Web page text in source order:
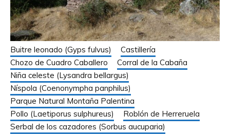
Buitre leonado (Gyps fulvus)
Castillería
Chozo de Cuadro Caballero
Corral de la Cabaña
Niña celeste (Lysandra bellargus)
Níspola (Coenonympha panphilus)
Parque Natural Montaña Palentina
Pollo (Laetiporus sulphureus)
Roblón de Herreruela
Serbal de los cazadores (Sorbus aucuparia)